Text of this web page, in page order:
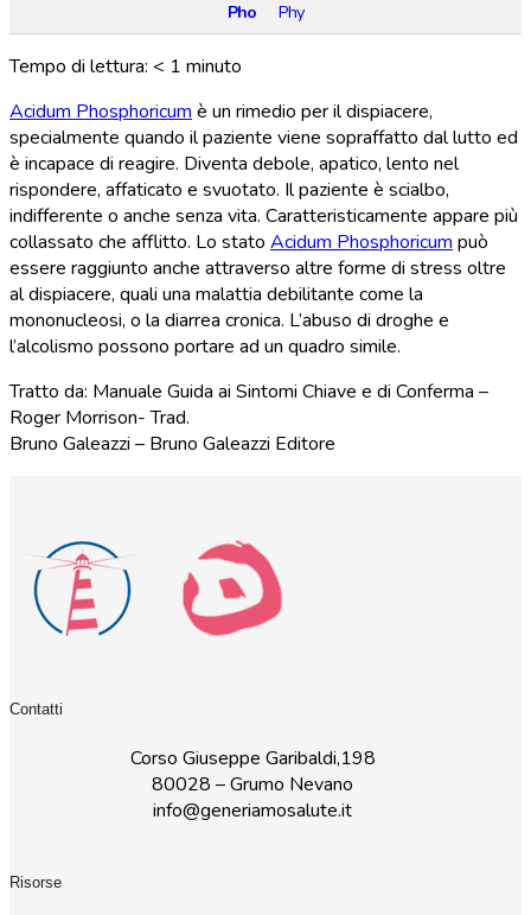
Pho Phy
Tempo di lettura: < 1 minuto
Acidum Phosphoricum è un rimedio per il dispiacere,
specialmente quando il paziente viene sopraffatto dal lutto ed
è incapace di reagire. Diventa debole, apatico, lento nel
rispondere, affaticato e svuotato. Il paziente è scialbo,
indifferente o anche senza vita. Caratteristicamente appare più
collassato che afflitto. Lo stato Acidum Phosphoricum può
essere raggiunto anche attraverso altre forme di stress oltre
al dispiacere, quali una malattia debilitante come la
mononucleosi, o la diarrea cronica. L’abuso di droghe e
l’alcolismo possono portare ad un quadro simile.
Tratto da: Manuale Guida ai Sintomi Chiave e di Conferma –
Roger Morrison- Trad.
Bruno Galeazzi – Bruno Galeazzi Editore
Contatti
Corso Giuseppe Garibaldi,198
80028 – Grumo Nevano
info@generiamosalute.it
Risorse